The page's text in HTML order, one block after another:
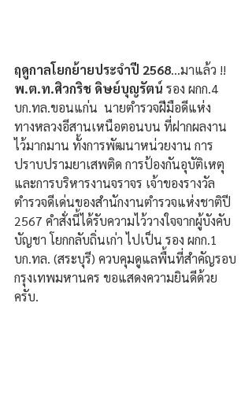
ฤดูกาลโยกย้ายประจำปี 2568...มาแล้ว !!
พ.ต.ท.ศิวกริช ดิษย์บุญรัตน์ รอง ผกก.4
บก.ทล.ขอนแก่น  นายตำรวจฝีมือดีแห่ง
ทางหลวงอีสานเหนือตอนบน ที่ฝากผลงาน
ไว้มากมาน ทั้งการพัฒนาหน่วยงาน การ
ปราบปรามยาเสพติด การป้องกันอุบัติเหตุ
และการบริหารงานจราจร เจ้าของรางวัล
ตำรวจดีเด่นของสำนักงานตำรวจแห่งชาติปี
2567 คำสั่งนี้ได้รับความไว้วางใจจากผู้บังคับ
บัญชา โยกกลับถิ่นเก่า ไปเป็น รอง ผกก.1
บก.ทล. (สระบุรี) ควบคุมดูแลพื้นที่สำคัญรอบ
กรุงเทพมหานคร ขอแสดงความยินดีด้วย
ครับ.